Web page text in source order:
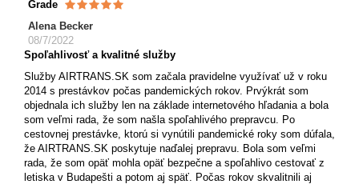
Grade
Alena Becker
08/7/2022
Spoľahlivosť a kvalitné služby
Služby AIRTRANS.SK som začala pravidelne využívať už v roku
2014 s prestávkov počas pandemických rokov. Prvýkrát som
objednala ich služby len na základe internetového hľadania a bola
som veľmi rada, že som našla spoľahlivého prepravcu. Po
cestovnej prestávke, ktorú si vynútili pandemické roky som dúfala,
že AIRTRANS.SK poskytuje naďalej prepravu. Bola som veľmi
rada, že som opäť mohla opäť bezpečne a spoľahlivo cestovať z
letiska v Budapešti a potom aj späť. Počas rokov skvalitnili aj